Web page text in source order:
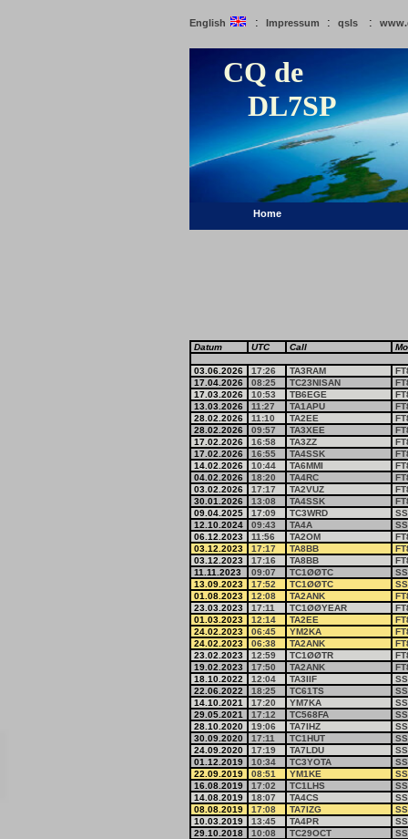
English : Impressum : qsls :
CQ de
DL7SP
Home
Datum UTC Call
03.06.2026 17:26 TA3RAM
17.04.2026
08:25 TC23NISAN
17.03.2026
10:53 TB6EGE
13.03.2026
11:27 TA1APU
28.02.2026
11:10 TA2EE
28.02.2026
09:57 TA3XEE
17.02.2026
16:58 TA3ZZ
17.02.2026
16:55 TA4SSK
14.02.2026
10:44 TA6MMI
04.02.2026
18:20 TA4RC
03.02.2026
17:17 TA2VUZ
30.01.2026
13:08 TA4SSK
09.04.2025
17:09 TC3WRD
12.10.2024
09:43 TA4A
06.12.2023
11:56 TA2OM
03.12.2023
17:17 TA8BB
03.12.2023
17:16 TA8BB
11.11.2023
09:07 TC1ØØTC
13.09.2023
17:52 TC1ØØTC
01.08.2023
12:08 TA2ANK
23.03.2023
17:11 TC1ØØYEAR
01.03.2023
12:14 TA2EE
24.02.2023
06:45 YM2KA
24.02.2023
06:38 TA2ANK
23.02.2023
12:59 TC1ØØTR
19.02.2023
17:50 TA2ANK
18.10.2022
12:04 TA3IIF
22.06.2022
18:25 TC61TS
14.10.2021
17:20 YM7KA
29.05.2021
17:12 TC568FA
28.10.2020
19:06 TA7IHZ
30.09.2020
17:11 TC1HUT
24.09.2020
17:19 TA7LDU
01.12.2019
10:34 TC3YOTA
22.09.2019
08:51 YM1KE
16.08.2019
17:02 TC1LHS
14.08.2019
18:07 TA4CS
08.08.2019
17:08 TA7IZG
10.03.2019
13:45 TA4PR
29.10.2018
10:08 TC29OCT